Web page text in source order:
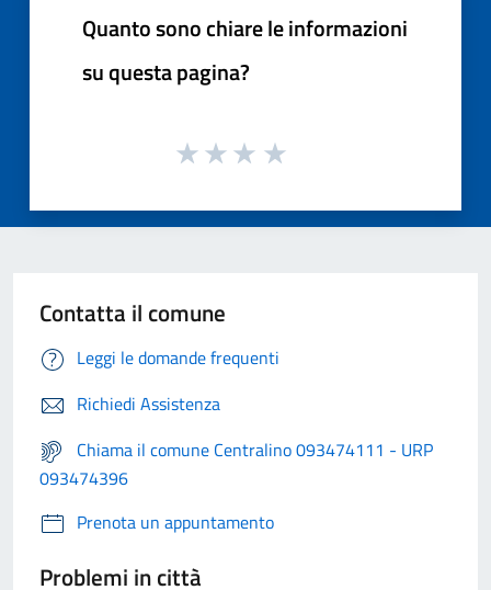
Quanto sono chiare le informazioni
su questa pagina?
Contatta il comune
Leggi le domande frequenti
Richiedi Assistenza
Chiama il comune Centralino 093474111 - URP
093474396
Prenota un appuntamento
Problemi in città